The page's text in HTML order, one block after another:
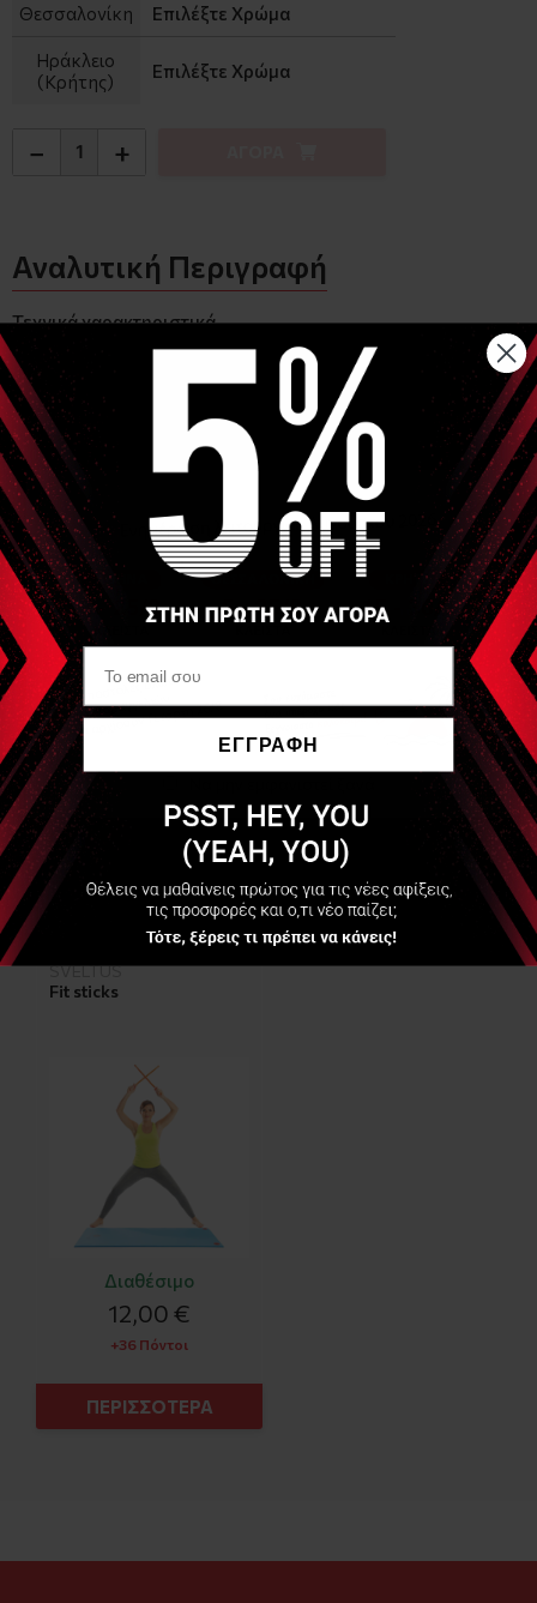
Θεσσαλονίκη Επιλέξτε Χρώμα
Ηράκλειο
(Κρήτης)
Επιλέξτε Χρώμα
− +
Αναλυτική Περιγραφή
Τεχνικά χαρακτηριστικά
Μήκος (cm) ~
45,00
Βάρος (kg) ~
0,20
Χρώμα
Μπλε-Ροζ-Πορτοκαλί-Μώβ
Πωλείται ανά ζεύγος
Ναι
Σύνθεση
Πολυπροπυλένιο
Είδες Πρόσφατα
SVELTUS
Fit sticks
Διαθέσιμο
12,00 €
+36 Πόντοι
ΠΕΡΙΣΣΟΤΕΡΑ
ΕΓΓΡΑΦΗ